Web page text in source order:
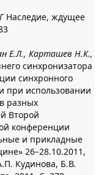
Наследие, ждущее
Е.Л., Карташев Н.К.,
синхронизатора
синхронного
при использовании
разных
Второй
конференции
и прикладные
26–28.10.2011,
Кудинова, Б.В.